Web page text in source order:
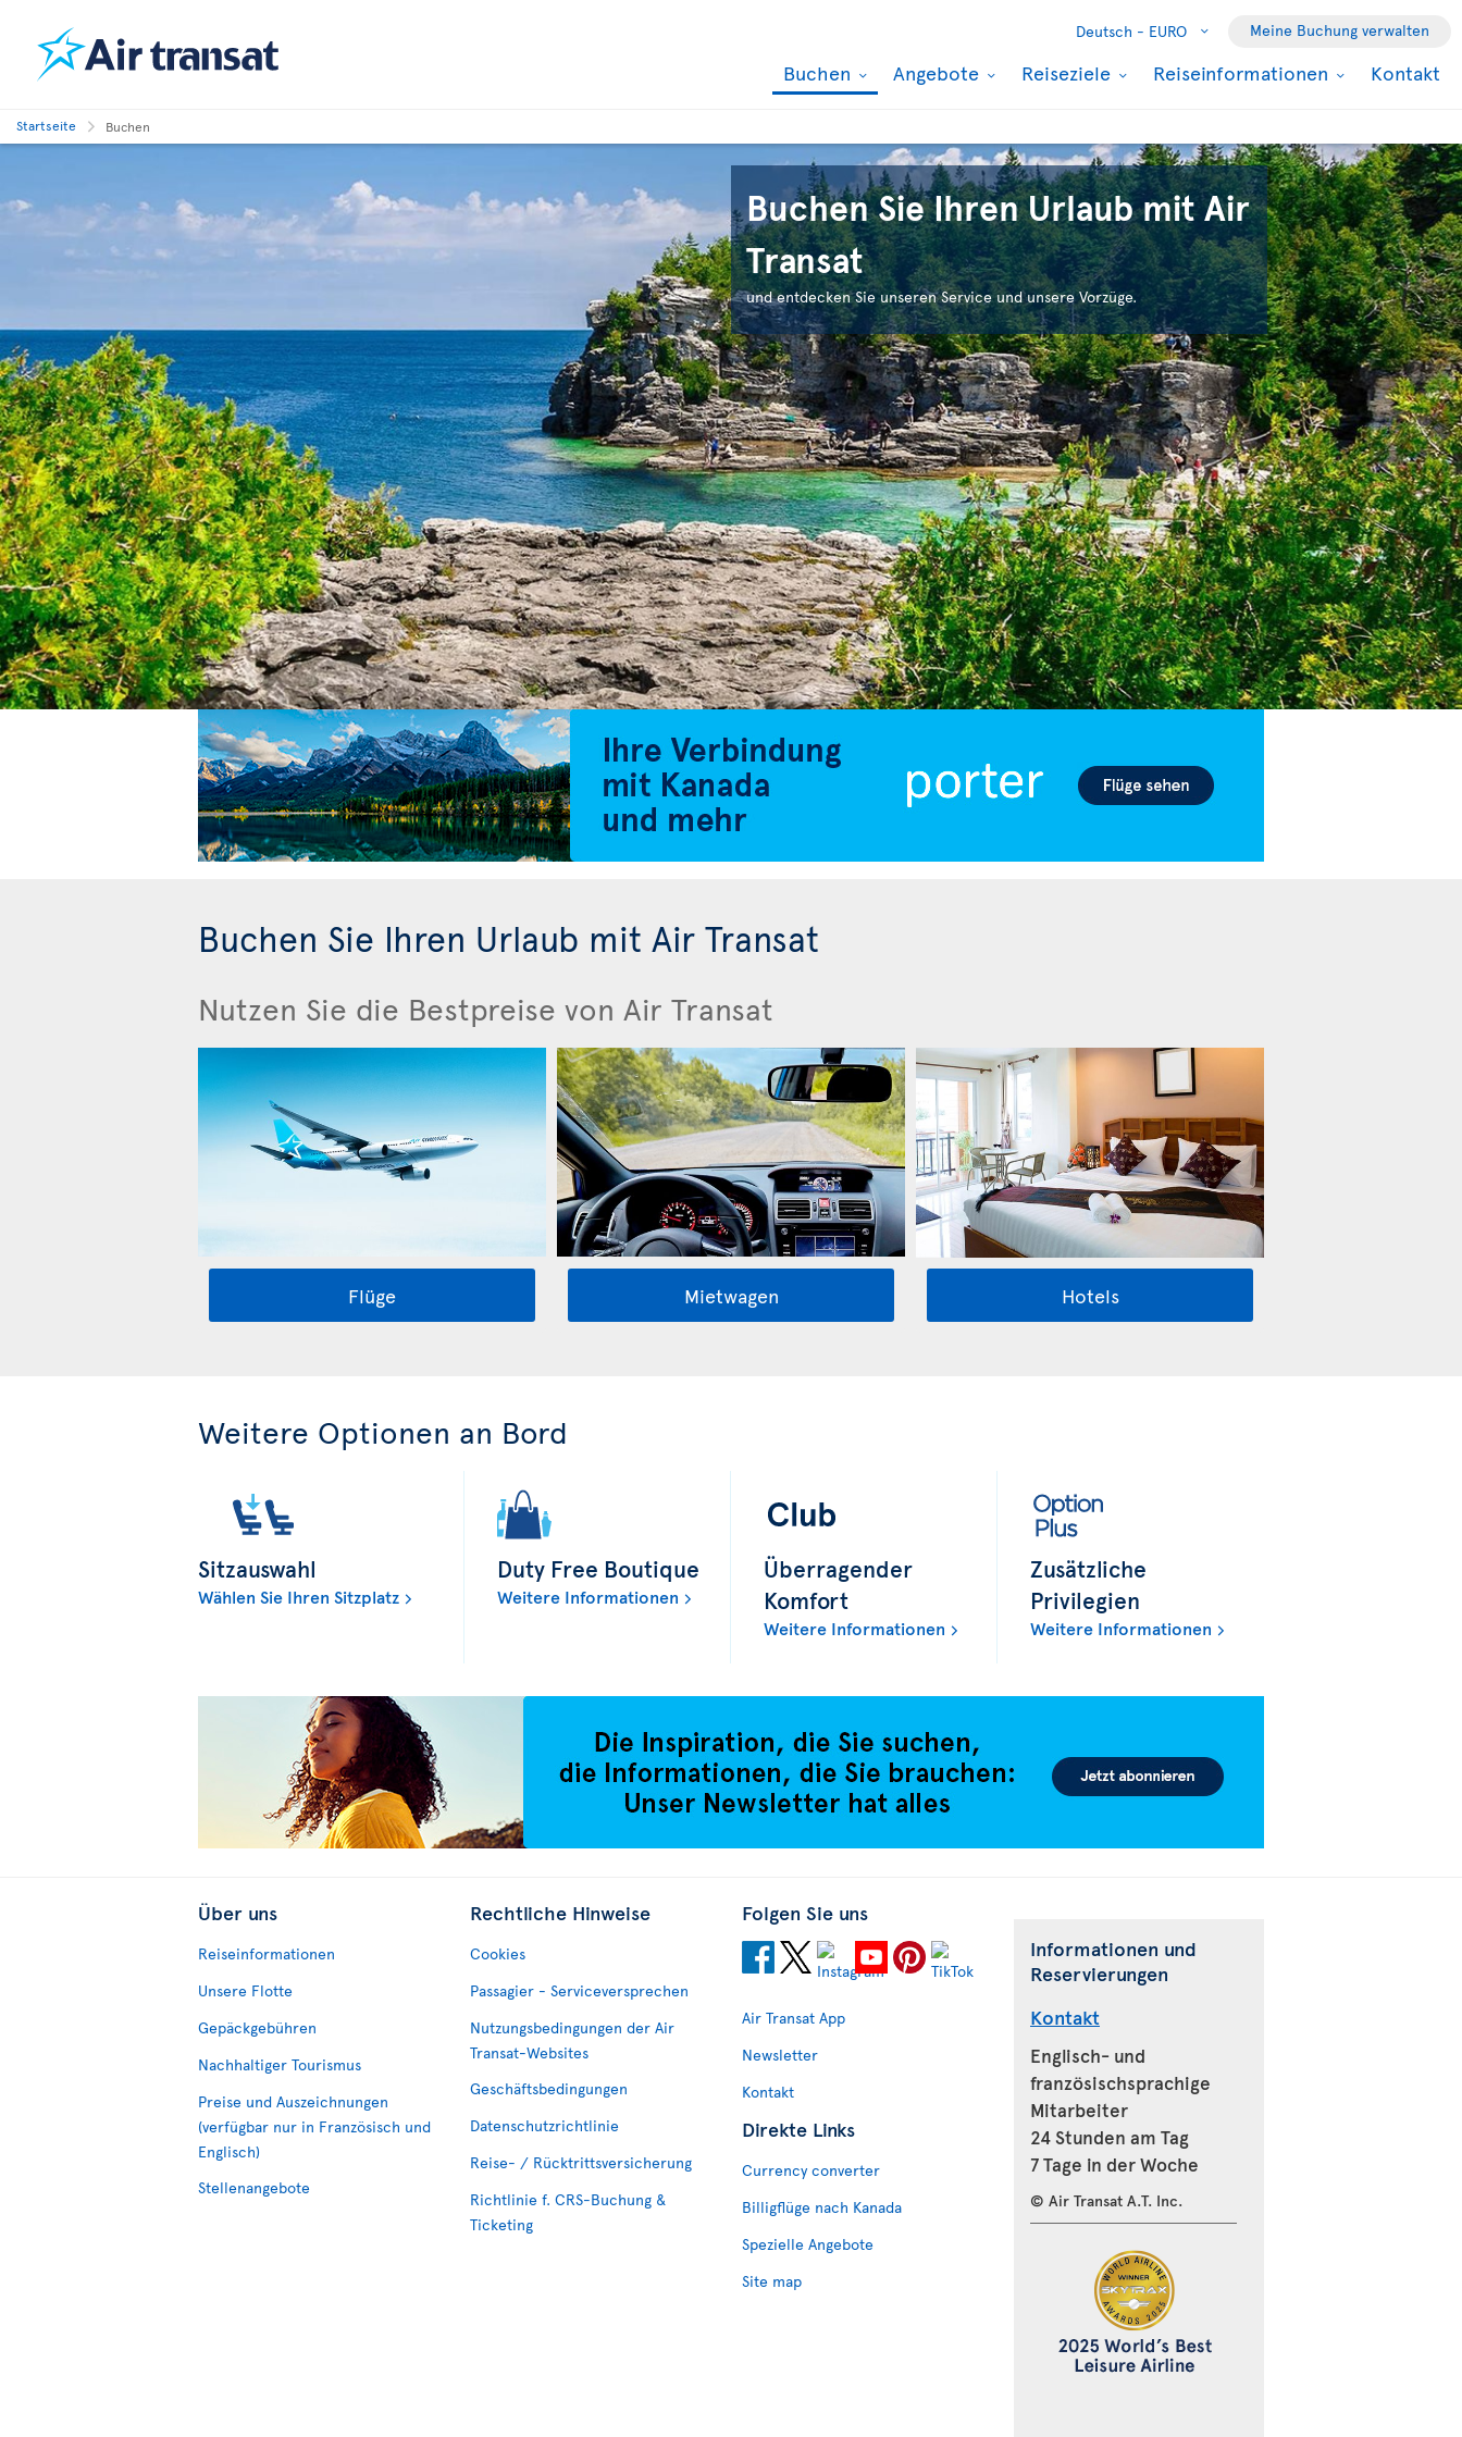
Deutsch - EURO Meine Buchung verwalten
Buchen Angebote Reiseziele Reiseinformationen Kontakt
Startseite Buchen
Buchen Sie Ihren Urlaub mit Air
Transat
und entdecken Sie unseren Service und unsere Vorzüge.
Buchen Sie Ihren Urlaub mit Air Transat
Nutzen Sie die Bestpreise von Air Transat
Flüge Mietwagen Hotels
Weitere Optionen an Bord
Sitzauswahl
Wählen Sie Ihren Sitzplatz
Duty Free Boutique
Weitere Informationen
Überragender
Komfort
Weitere Informationen
Zusätzliche
Privilegien
Weitere Informationen
Über uns
Reiseinformationen
Unsere Flotte
Gepäckgebühren
Nachhaltiger Tourismus
Preise und Auszeichnungen
(verfügbar nur in Französisch und
Englisch)
Stellenangebote
Rechtliche Hinweise
Cookies
Passagier - Serviceversprechen
Nutzungsbedingungen der Air
Transat-Websites
Geschäftsbedingungen
Datenschutzrichtlinie
Reise- / Rücktrittsversicherung
Richtlinie f. CRS-Buchung &
Ticketing
Folgen Sie uns
Air Transat App
Newsletter
Kontakt
Direkte Links
Currency converter
Billigflüge nach Kanada
Spezielle Angebote
Site map
Informationen und
Reservierungen
Kontakt
Englisch- und
französischsprachige
Mitarbeiter
24 Stunden am Tag
7 Tage in der Woche
© Air Transat A.T. Inc.